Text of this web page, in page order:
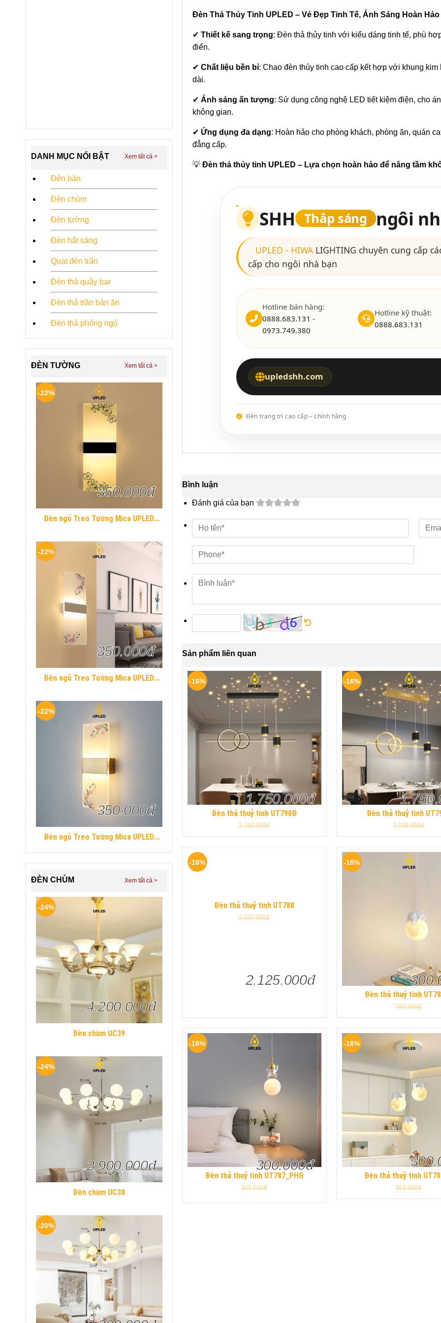
Đèn Thả Thủy Tinh UPLED – Vẻ Đẹp Tinh Tế, Ánh Sáng Hoàn Hảo
✔ Thiết kế sang trọng: Đèn thả thủy tinh với kiểu dáng tinh tế, phù
điển.
✔ Chất liệu bền bỉ: Chao đèn thủy tinh cao cấp kết hợp với khung
dài.
✔ Ánh sáng ấn tượng: Sử dụng công nghệ LED tiết kiệm điện, cho
không gian.
✔ Ứng dụng đa dạng: Hoàn hảo cho phòng khách, phòng ăn, quán
đẳng cấp.
💡 Đèn thả thủy tinh UPLED – Lựa chọn hoàn hảo để nâng tầm
SHH Thắp sáng ngôi
UPLED - HIWALIGHTING chuyên cung cấp
cấp cho ngôi nhà bạn
Hotline bán hàng:
0888.683.131 -
0973.749.380
Hotline kỹ thuật:
0888.683.131
upledshh.com
Đèn trang trí cao cấp – chính hãng
Bình luận
Đánh giá của bạn
Sản phẩm liên quan
Đèn thả thuỷ tinh UT790Đ
1.750.000đ
2.100.000đ
-16%
Đèn thả thuỷ tinh
2.100.000đ
-16%
Đèn thả thuỷ tinh UT788
2.125.000đ
2.550.000đ
-16%
Đèn thả thuỷ tinh
360.000đ
-16%
Đèn thả thuỷ tinh UT787_PHG
300.000đ
360.000đ
-16%
Đèn thả thuỷ tinh
360.000đ
-16%
DANH MỤC NỔI BẬT
Đèn bàn
Đèn chùm
Đèn tường
Đèn hắt sáng
Quạt đèn trần
Đèn thả quầy bar
Đèn thả trần bàn ăn
Đèn thả phòng ngủ
ĐÈN TƯỜNG
Đèn ngủ Treo Tường Mica UPLED
Hiện Đại
350.000đ
-22%
Đèn ngủ Treo Tường Mica UPLED
Hiện Đại
350.000đ
-22%
Đèn ngủ Treo Tường Mica UPLED
350.000đ
-22%
ĐÈN CHÙM
Đèn chùm UC39
4.200.000đ
-24%
Đèn chùm UC38
2.900.000đ
-24%
-20%